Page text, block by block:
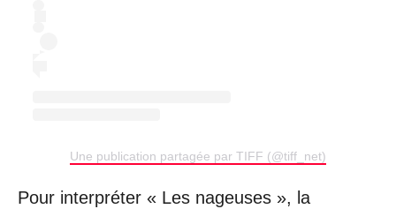
Une publication partagée par TIFF (@tiff_net)
Pour interpréter « Les nageuses », la